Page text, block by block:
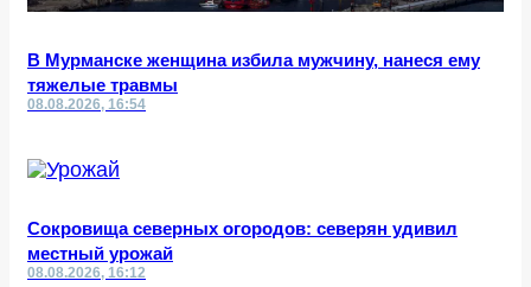
В Мурманске женщина избила мужчину, нанеся ему
тяжелые травмы
08.08.2026, 16:54
Сокровища северных огородов: северян удивил
местный урожай
08.08.2026, 16:12